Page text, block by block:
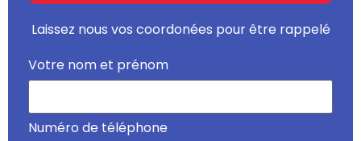
Laissez nous vos coordonées pour être rappelé
Votre nom et prénom
Numéro de téléphone